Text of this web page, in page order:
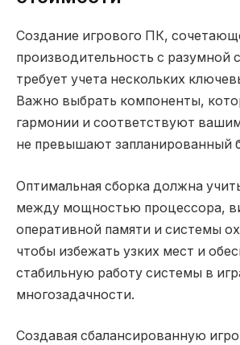
Создание игрового ПК,
производительность с разумной
требует учета нескольких
Важно выбрать компоненты,
гармонии и соответствуют
не превышают запланированный
Оптимальная сборка должна
между мощностью процессора,
оперативной памяти и системы
чтобы избежать узких мест и
стабильную работу системы в
многозадачности.
Создавая сбалансированную